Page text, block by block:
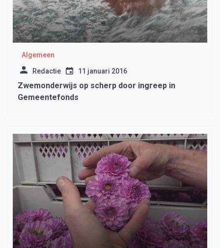
Algemeen
Redactie 11 januari 2016
Zwemonderwijs op scherp door ingreep in
Gemeentefonds